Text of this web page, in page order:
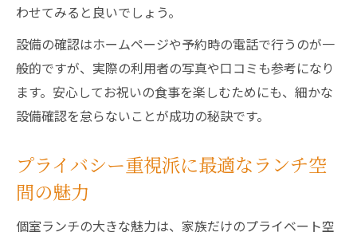
わせてみると良いでしょう。
設備の確認はホームページや予約時の電話で行うのが一
般的ですが、実際の利用者の写真や口コミも参考になり
ます。安心してお祝いの食事を楽しむためにも、細かな
設備確認を怠らないことが成功の秘訣です。
プライバシー重視派に最適なランチ空
間の魅力
個室ランチの大きな魅力は、家族だけのプライベート空